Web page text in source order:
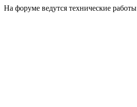
На форуме ведутся технические работы